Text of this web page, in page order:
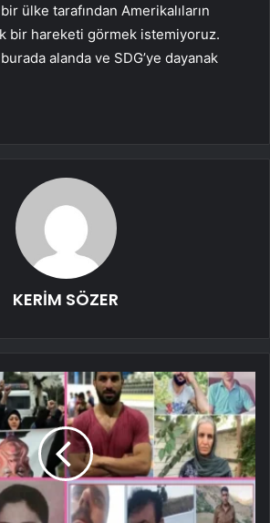
ülke tarafından Amerikalıların
bir hareketi görmek istemiyoruz.
alanda ve SDG’ye dayanak
KERİM SÖZER